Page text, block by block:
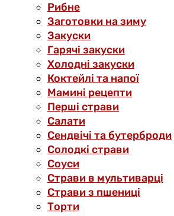
Рибне
Заготовки на зиму
Закуски
Гарячі закуски
Холодні закуски
Коктейлі та напої
Мамині рецепти
Перші страви
Салати
Сендвічі та бутерброди
Солодкі страви
Соуси
Страви в мультиварці
Страви з пшениці
Торти